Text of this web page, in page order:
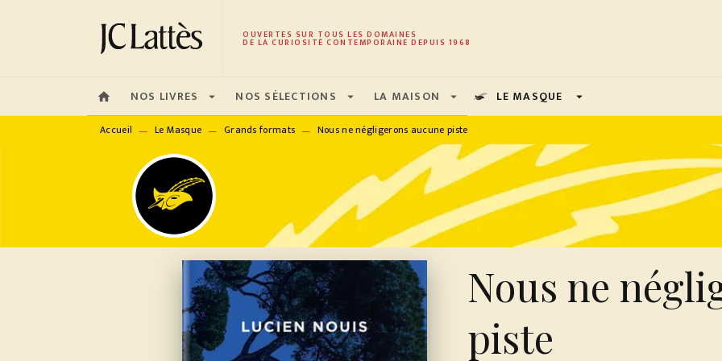
MENU RECHERCHE CONTENU PIED DE PAGE
OUVERTES SUR TOUS LES DOMAINES
DE LA CURIOSITÉ CONTEMPORAINE DEPUIS 1968
home NOS LIVRES arrow_drop_down NOS SÉLECTIONS arrow_drop_down LA MAISON arrow_drop_down LE MASQUE arrow_drop_down
Accueil — Le Masque — Grands formats — Nous ne négligerons aucune piste
Nous ne
piste